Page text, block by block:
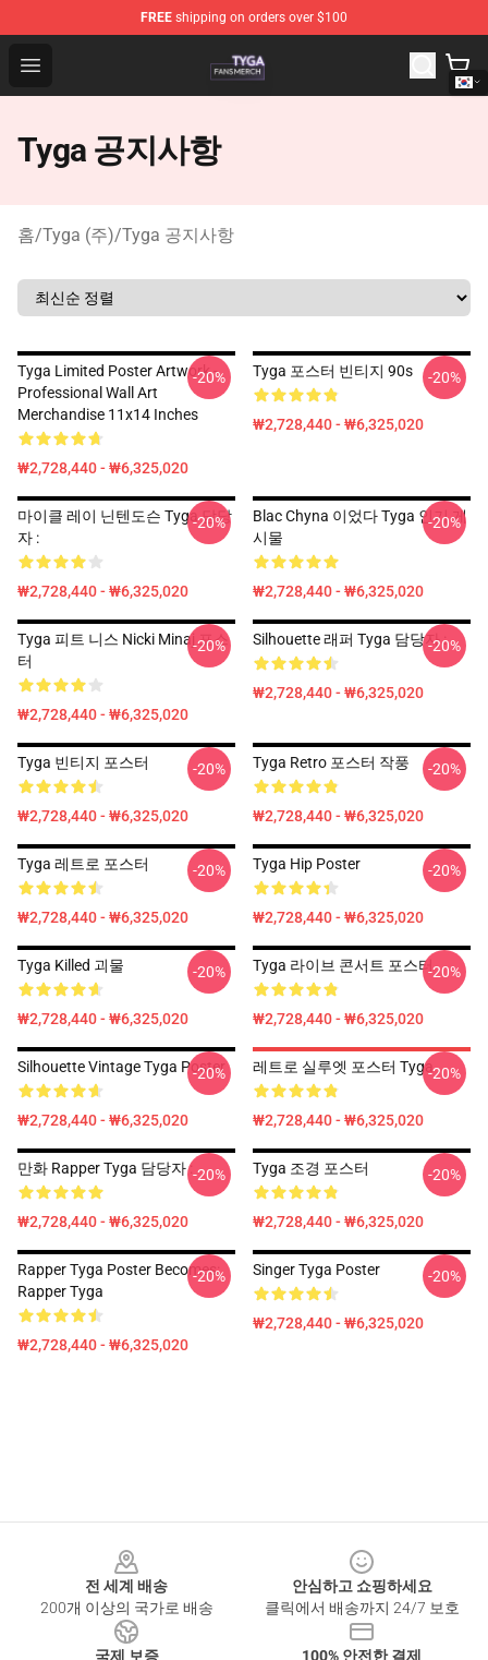
FREE shipping on orders over $100
Open menu
Tyga Shop - Official Tyga Merchandise Store
Tyga 공지사항
홈/Tyga (주)/Tyga 공지사항
Tyga Limited Poster Artwork -
Professional Wall Art
Merchandise 11x14 Inches
₩2,728,440 - ₩6,325,020
-20% Tyga 포스터 빈티지 90s
₩2,728,440 - ₩6,325,020
-20%
마이클 레이 닌텐도슨 Tyga 담당
자 :
₩2,728,440 - ₩6,325,020
-20%
Blac Chyna 이었다 Tyga 인기 게
시물
₩2,728,440 - ₩6,325,020
-20%
Tyga 피트 니스 Nicki Minaj 포스
터
₩2,728,440 - ₩6,325,020
-20% Silhouette 래퍼 Tyga 담당자 :
₩2,728,440 - ₩6,325,020
-20%
Tyga 빈티지 포스터
₩2,728,440 - ₩6,325,020
-20% Tyga Retro 포스터 작풍
₩2,728,440 - ₩6,325,020
-20%
Tyga 레트로 포스터
₩2,728,440 - ₩6,325,020
-20% Tyga Hip Poster
₩2,728,440 - ₩6,325,020
-20%
Tyga Killed 괴물
₩2,728,440 - ₩6,325,020
-20% Tyga 라이브 콘서트 포스터
₩2,728,440 - ₩6,325,020
-20%
Silhouette Vintage Tyga Poster
₩2,728,440 - ₩6,325,020
-20% 레트로 실루엣 포스터 Tyga
₩2,728,440 - ₩6,325,020
-20%
만화 Rapper Tyga 담당자 :
₩2,728,440 - ₩6,325,020
-20% Tyga 조경 포스터
₩2,728,440 - ₩6,325,020
-20%
Rapper Tyga Poster Becomes:
Rapper Tyga
₩2,728,440 - ₩6,325,020
-20% Singer Tyga Poster
₩2,728,440 - ₩6,325,020
-20%
전 세계 배송
200개 이상의 국가로 배송
안심하고 쇼핑하세요
클릭에서 배송까지 24/7 보호
국제 보증
100% 안전한 결제